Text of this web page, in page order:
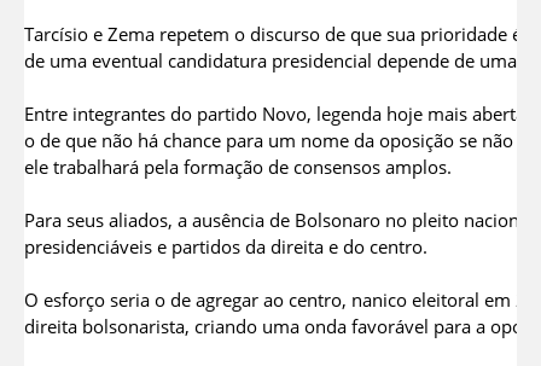
Tarcísio e Zema repetem o discurso de que sua prioridade é
de uma eventual candidatura presidencial depende de uma
Entre integrantes do partido Novo, legenda hoje mais aberta
o de que não há chance para um nome da oposição se não
ele trabalhará pela formação de consensos amplos.
Para seus aliados, a ausência de Bolsonaro no pleito
presidenciáveis e partidos da direita e do centro.
O esforço seria o de agregar ao centro, nanico eleitoral em
direita bolsonarista, criando uma onda favorável para a